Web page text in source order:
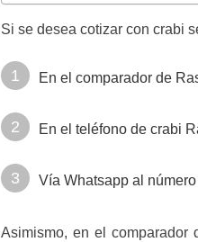
Si se desea cotizar con crabi
En el comparador de
En el teléfono de crabi
Vía Whatsapp al
Asimismo, en el comparador